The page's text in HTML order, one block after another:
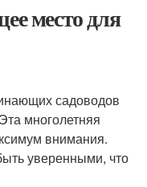
место для
садоводов
многолетняя
внимания.
уверенными, что